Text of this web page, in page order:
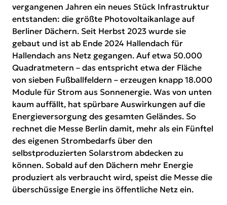
vergangenen Jahren ein neues Stück Infrastruktur
entstanden: die größte Photovoltaikanlage auf
Berliner Dächern. Seit Herbst 2023 wurde sie
gebaut und ist ab Ende 2024 Hallendach für
Hallendach ans Netz gegangen. Auf etwa 50.000
Quadratmetern – das entspricht etwa der Fläche
von sieben Fußballfeldern – erzeugen knapp 18.000
Module für Strom aus Sonnenergie. Was von unten
kaum auffällt, hat spürbare Auswirkungen auf die
Energieversorgung des gesamten Geländes. So
rechnet die Messe Berlin damit, mehr als ein Fünftel
des eigenen Strombedarfs über den
selbstproduzierten Solarstrom abdecken zu
können. Sobald auf den Dächern mehr Energie
produziert als verbraucht wird, speist die Messe die
überschüssige Energie ins öffentliche Netz ein.